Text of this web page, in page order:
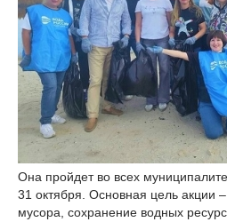
Она пройдет во всех
31 октября. Основная цель акции –
мусора, сохранение водных